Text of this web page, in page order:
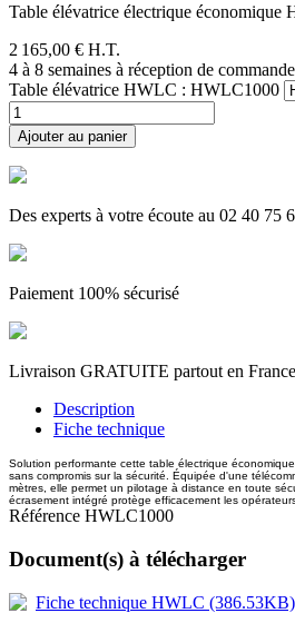
Table élévatrice électrique économique
2 165,00 € H.T.
4 à 8 semaines à réception de
Table élévatrice HWLC : HWLC1000
Ajouter au panier
Des experts à votre écoute au 02 40 75
Paiement 100% sécurisé
Livraison GRATUITE partout en France
Description
Fiche technique
Solution performante cette table électrique
sans compromis sur la sécurité. Équipée d'une
mètres, elle permet un pilotage à distance en toute
écrasement intégré protège efficacement les
Référence HWLC1000
Document(s) à télécharger
Fiche technique HWLC (386.53KB)